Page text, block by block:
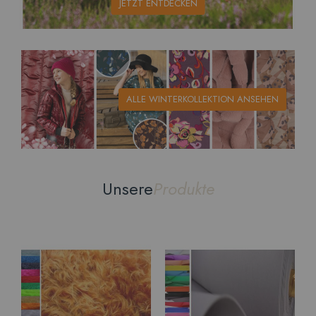
JETZT ENTDECKEN
ALLE WINTERKOLLEKTION ANSEHEN
UnsereProdukte